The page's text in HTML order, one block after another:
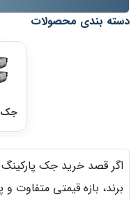
دسته بندی محصولات
جک
اگر قصد خرید جک پارکینگ
برند، بازه قیمتی متفاوت